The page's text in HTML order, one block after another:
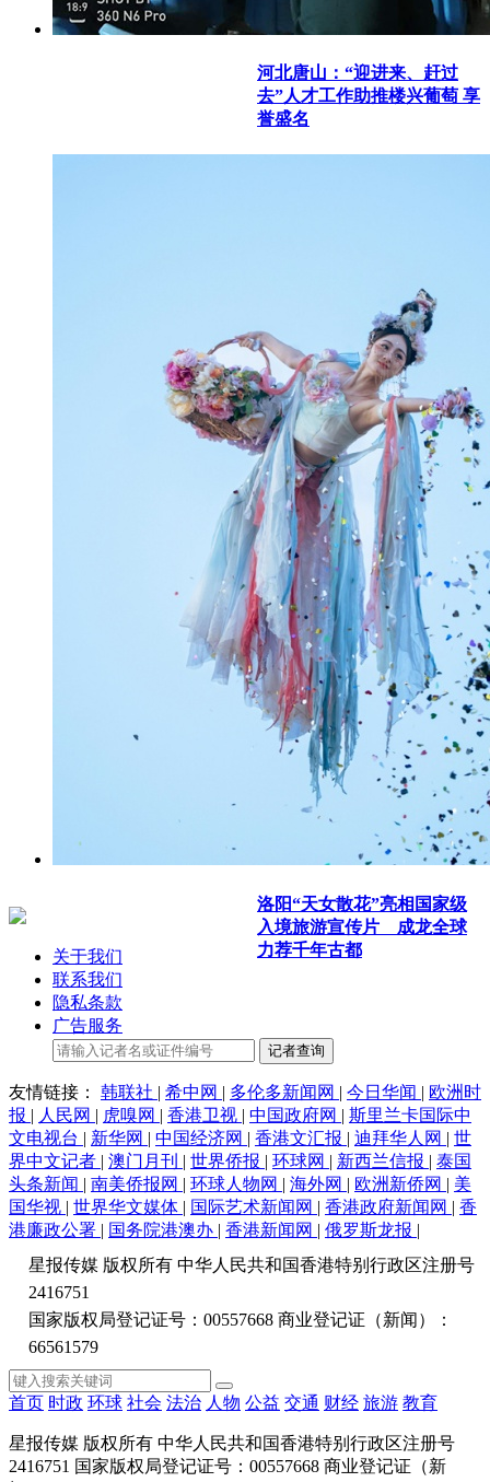
河北唐山：“迎进来、赶过
去”人才工作助推楼兴葡萄 享
誉盛名
洛阳“天女散花”亮相国家级
入境旅游宣传片 成龙全球
力荐千年古都
关于我们
联系我们
隐私条款
广告服务
记者查询
友情链接： 韩联社 | 希中网 | 多伦多新闻网 | 今日华闻 | 欧洲时
报 | 人民网 | 虎嗅网 | 香港卫视 | 中国政府网 | 斯里兰卡国际中
文电视台 | 新华网 | 中国经济网 | 香港文汇报 | 迪拜华人网 | 世
界中文记者 | 澳门月刊 | 世界侨报 | 环球网 | 新西兰信报 | 泰国
头条新闻 | 南美侨报网 | 环球人物网 | 海外网 | 欧洲新侨网 | 美
国华视 | 世界华文媒体 | 国际艺术新闻网 | 香港政府新闻网 | 香
港廉政公署 | 国务院港澳办 | 香港新闻网 | 俄罗斯龙报 |
星报传媒 版权所有 中华人民共和国香港特别行政区注册号
2416751
国家版权局登记证号：00557668 商业登记证（新闻）：
66561579
首页 时政 环球 社会 法治 人物 公益 交通 财经 旅游 教育
星报传媒 版权所有 中华人民共和国香港特别行政区注册号
2416751 国家版权局登记证号：00557668 商业登记证（新